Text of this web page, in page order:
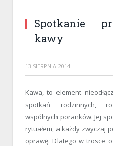
Spotkanie
kawy
13 SIERPNIA 2014
Kawa, to element
spotkań rodzinnych,
wspólnych poranków. Jej
rytuałem, a każdy zwyczaj
oprawę. Dlatego w trosce